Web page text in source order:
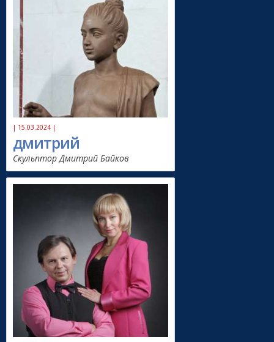
| 15.03.2024 |
дмитрий
Скульптор Дмитрий Байков